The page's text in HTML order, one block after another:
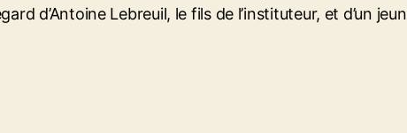
d’Antoine Lebreuil, le fils de l’instituteur, et d’un